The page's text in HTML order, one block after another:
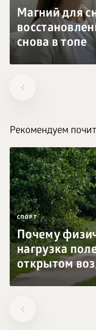
Магний для
снова в топе
Рекомендуем
СПОРТ
Почему
нагрузка
открытом